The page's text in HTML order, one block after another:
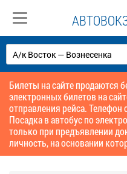
Билеты на сайте продаются
электронных билетов на
отправления рейса.
Посадка в автобус по
только при предъявлении
личность, на основании